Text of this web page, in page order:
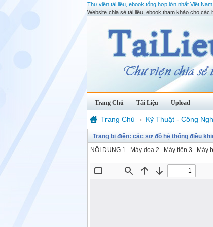
Thư viện tài liệu, ebook tổng hợp lớn nhất Việt Nam
Website chia sẻ tài liệu, ebook tham khảo cho các
Trang Chủ Tài Liệu Upload
Trang Chủ › Kỹ Thuật - Công
Trang bị điện: các sơ đồ hệ thống điều
NỘI DUNG 1 . Máy doa 2 . Máy tiện 3 .